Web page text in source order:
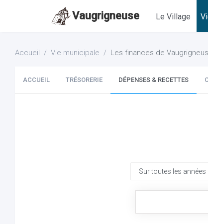
Vaugrigneuse Le Village
Accueil Vie municipale Les finances de
ACCUEIL TRÉSORERIE DÉPENSES & RECETTES